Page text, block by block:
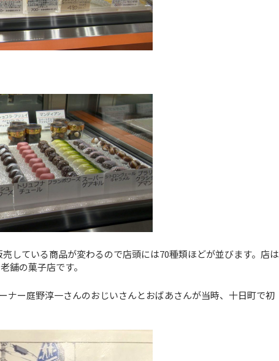
している商品が変わるので店頭には70種類ほどが並びます。店は
舗の菓子店です。
ナー庭野淳一さんのおじいさんとおばあさんが当時、十日町で初